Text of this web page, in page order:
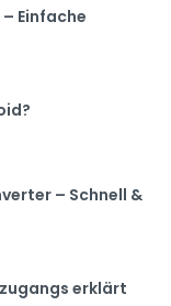
Einfache
– Schnell &
erklärt